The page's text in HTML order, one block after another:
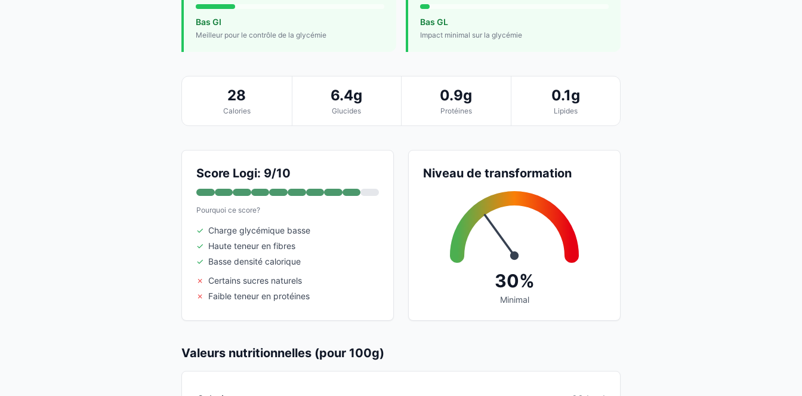
Bas GI
Meilleur pour le contrôle de la glycémie
Bas GL
Impact minimal sur la glycémie
28
Calories
6.4g
Glucides
0.9g
Protéines
0.1g
Lipides
Score Logi: 9/10
Pourquoi ce score?
✓ Charge glycémique basse
✓ Haute teneur en fibres
✓ Basse densité calorique
✗
Certains sucres naturels
✗
Faible teneur en protéines
Niveau de transformation
30%
Minimal
Valeurs nutritionnelles (pour 100g)